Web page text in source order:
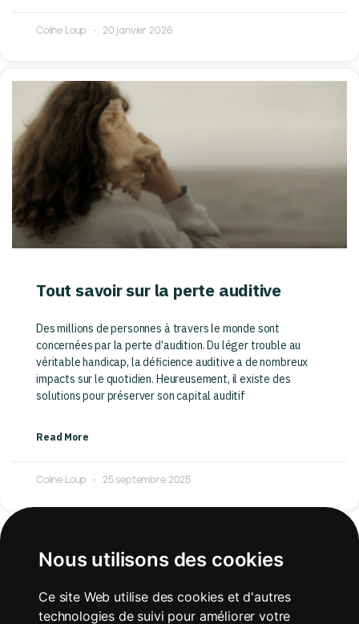
Nous utilisons des cookies
Ce site Web utilise des cookies et d'autres
technologies de suivi pour améliorer votre
Coline Loup 20 janvier 2026
Tout savoir sur la perte auditive
Des millions de personnes à travers le monde sont
concernées par la perte d’audition. Du léger trouble au
véritable handicap, la déficience auditive a de nombreux
impacts sur le quotidien. Heureusement, il existe des
solutions pour préserver son capital auditif
Read More
Coline Loup 25 septembre 2025